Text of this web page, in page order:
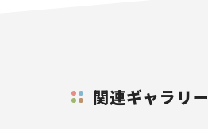
関連ギャラリー